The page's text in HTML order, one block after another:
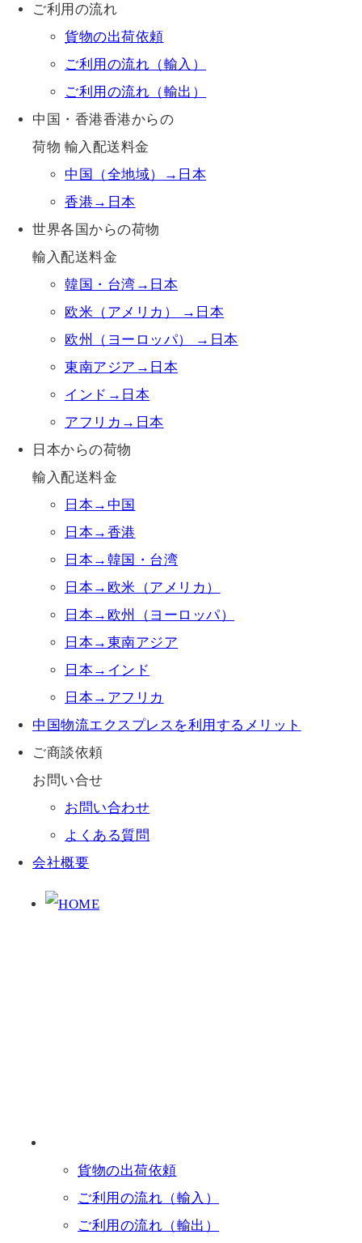
ご利用の流れ
貨物の出荷依頼
ご利用の流れ（輸入）
ご利用の流れ（輸出）
中国・香港香港からの
荷物 輸入配送料金
中国（全地域）→日本
香港→日本
世界各国からの荷物
輸入配送料金
韓国・台湾→日本
欧米（アメリカ） →日本
欧州（ヨーロッパ） →日本
東南アジア→日本
インド→日本
アフリカ→日本
日本からの荷物
輸入配送料金
日本→中国
日本→香港
日本→韓国・台湾
日本→欧米（アメリカ）
日本→欧州（ヨーロッパ）
日本→東南アジア
日本→インド
日本→アフリカ
中国物流エクスプレスを利用するメリット
ご商談依頼
お問い合せ
お問い合わせ
よくある質問
会社概要
貨物の出荷依頼
ご利用の流れ（輸入）
ご利用の流れ（輸出）